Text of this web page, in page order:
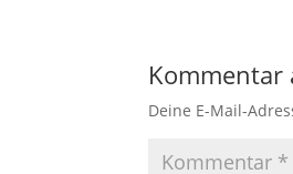
Kommentar
Deine E-Mail-